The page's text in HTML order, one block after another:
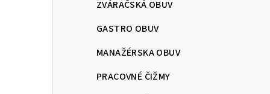
ZVÁRAČSKÁ OBUV
GASTRO OBUV
MANAŽÉRSKA OBUV
PRACOVNÉ ČIŽMY